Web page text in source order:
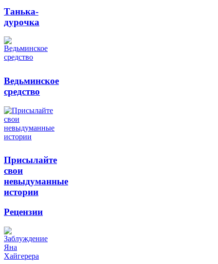
Танька-
дурочка
Ведьминское
средство
Присылайте
свои
невыдуманные
истории
Рецензии